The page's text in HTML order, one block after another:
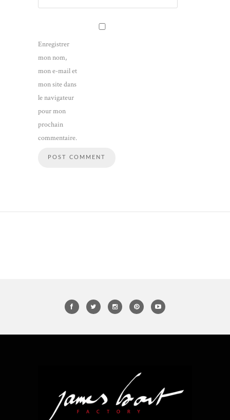
Enregistrer
mon nom,
mon e-mail et
mon site dans
le navigateur
pour mon
prochain
commentaire.